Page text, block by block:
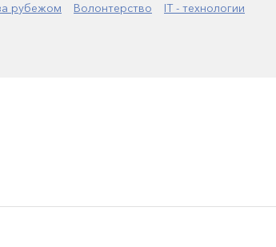
рубежом Волонтерство
IT - технологии